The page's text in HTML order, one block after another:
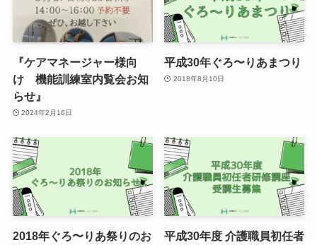
『ケアマネージャー様向
け 機能訓練室内覧会お知
らせ』
2024年2月16日
平成30年ぐろ〜りあまつり
2018年8月10日
2018年ぐろ〜りあ祭りのお
平成30年度 介護職員初任者